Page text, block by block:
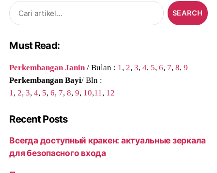
Search
for:
Must Read:
Perkembangan Janin / Bulan : 1 , 2,3,4, 5,6, 7,8,9
Perkembangan Bayi/ Bln :
1 , 2,3,4, 5,6, 7,8,9, 10,11 , 12
Recent Posts
Всегда доступный кракен: актуальные зеркала
для безопасного входа